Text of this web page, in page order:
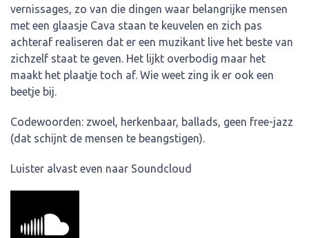
vernissages, zo van die dingen waar belangrijke mensen
met een glaasje Cava staan te keuvelen en zich pas
achteraf realiseren dat er een muzikant live het beste van
zichzelf staat te geven. Het lijkt overbodig maar het
maakt het plaatje toch af. Wie weet zing ik er ook een
beetje bij.
Codewoorden: zwoel, herkenbaar, ballads, geen free-jazz
(dat schijnt de mensen te beangstigen).
Luister alvast even naar Soundcloud